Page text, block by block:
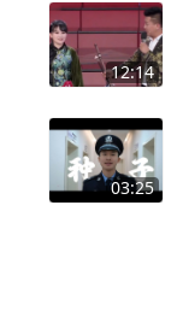
12:14
03:25